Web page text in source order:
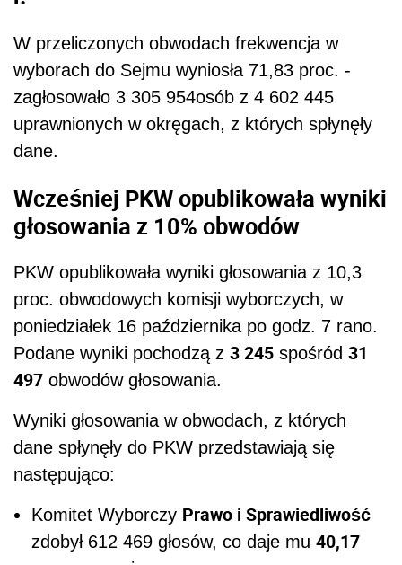
W przeliczonych obwodach frekwencja w
wyborach do Sejmu wyniosła 71,83 proc. -
zagłosowało 3 305 954osób z 4 602 445
uprawnionych w okręgach, z których spłynęły
dane.
Wcześniej PKW opublikowała wyniki
głosowania z 10% obwodów
PKW opublikowała wyniki głosowania z 10,3
proc. obwodowych komisji wyborczych, w
poniedziałek 16 października po godz. 7 rano.
Podane wyniki pochodzą z 3 245 spośród 31
497 obwodów głosowania.
Wyniki głosowania w obwodach, z których
dane spłynęły do PKW przedstawiają się
następująco:
Komitet Wyborczy Prawo i Sprawiedliwość
zdobył 612 469 głosów, co daje mu 40,17